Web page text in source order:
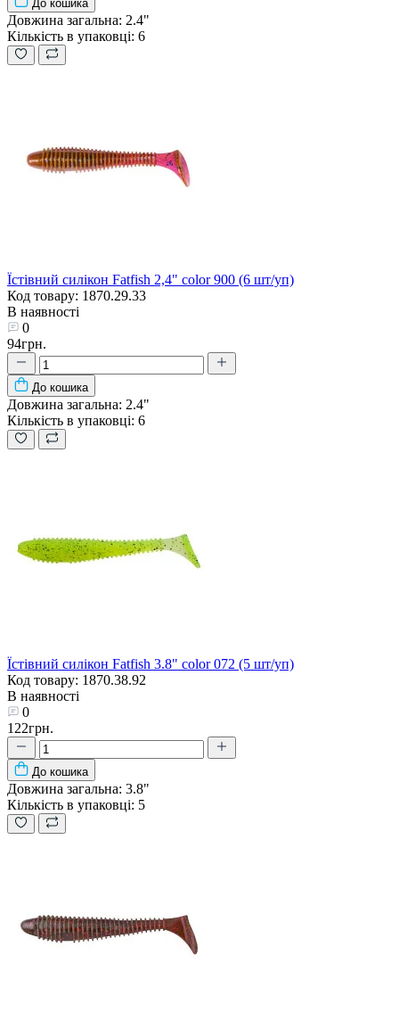
До кошика
Довжина загальна: 2.4"
Кількість в упаковці: 6
Їстівний силікон Fatfish 2,4" color 900 (6 шт/уп)
Код товару: 1870.29.33
В наявності
0
94грн.
До кошика
Довжина загальна: 2.4"
Кількість в упаковці: 6
Їстівний силікон Fatfish 3.8" color 072 (5 шт/уп)
Код товару: 1870.38.92
В наявності
0
122грн.
До кошика
Довжина загальна: 3.8"
Кількість в упаковці: 5